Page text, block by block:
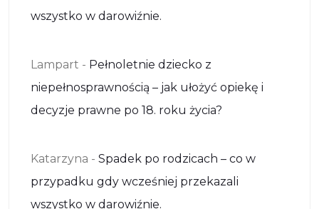
wszystko w darowiźnie.
Lampart - Pełnoletnie dziecko z
niepełnosprawnością – jak ułożyć opiekę i
decyzje prawne po 18. roku życia?
Katarzyna - Spadek po rodzicach – co w
przypadku gdy wcześniej przekazali
wszystko w darowiźnie.